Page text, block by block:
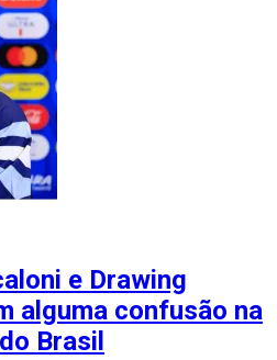
e Drawing
alguma confusão na
Brasil